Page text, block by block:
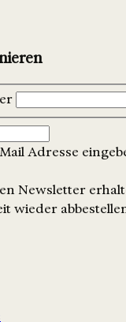
Adresse
Newsletter
wieder